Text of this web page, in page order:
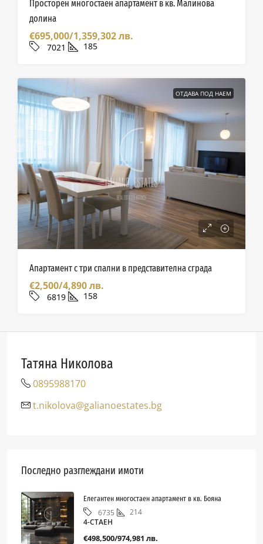
Просторен многостаен апартамент в кв. Малинова
долина
€695,000/1,359,302 лв.
7021 185
ОТДАВА ПОД НАЕМ
Апартамент с три спални в представителна сграда
€2,500/4,890 лв.
6819 158
Татяна Николова
0895988170
t.nikolova@galianoestates.bg
Последно разглеждани имоти
Елегантен многостаен апартамент в кв. Бояна
6735
214
4-СТАЕН
€498,500/974,981 лв.